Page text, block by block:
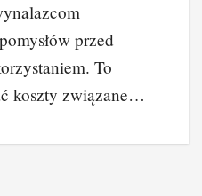
przed
To
koszty związane…